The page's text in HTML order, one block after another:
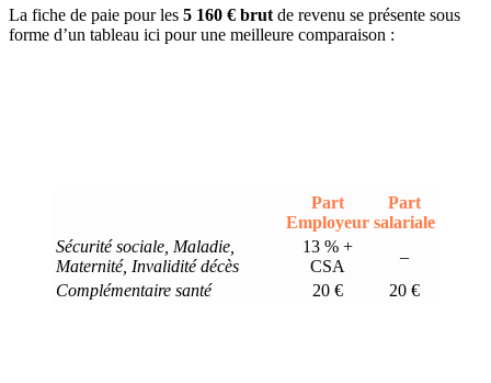
La fiche de paie pour les 5 160 € brut de revenu se présente sous
forme d’un tableau ici pour une meilleure comparaison :
Part
Employeur
Part
salariale
Sécurité sociale, Maladie,
Maternité, Invalidité décès
13 % +
CSA
–
Complémentaire santé
20 € 20 €